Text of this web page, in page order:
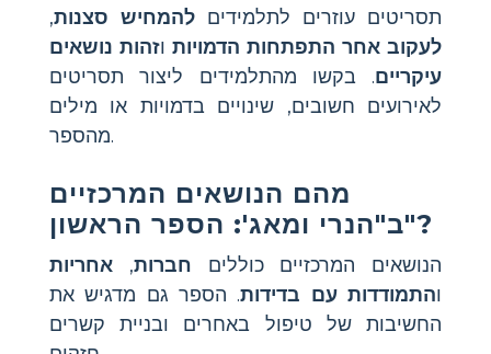
תסריטים עוזרים לתלמידים להמחיש סצנות,
לעקוב אחר התפתחות הדמויות וזהות נושאים
עיקריים. בקשו מהתלמידים ליצור תסריטים
לאירועים חשובים, שינויים בדמויות או מילים
מהספר.
מהם הנושאים המרכזיים
ב"הנרי ומאג': הספר הראשון"?
הנושאים המרכזיים כוללים חברות, אחריות
והתמודדות עם בדידות. הספר גם מדגיש את
החשיבות של טיפול באחרים ובניית קשרים